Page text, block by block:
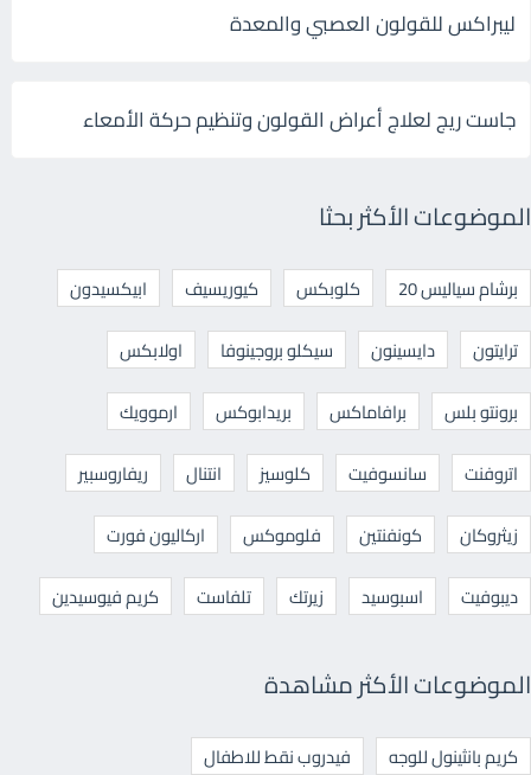
ليبراكس للقولون العصبي والمعدة
جاست ريج لعلاج أعراض القولون وتنظيم حركة الأمعاء
الموضوعات الأكثر بحثا
برشام سياليس 20 كلوبكس كيوريسيف
ابيكسيدون
ترايتون
دايسينون سيكلو بروجينوفا
اولابكس
برونتو بلس
برافاماكس بريدابوكس
ارموويك
اتروفنت
سانسوفيت كلوسيز انتنال
ريفاروسبير
زيثروكان
كونفنتين فلوموكس
اركاليون فورت
ديبوفيت
اسبوسيد زيرتك تلفاست كريم فيوسيدين
الموضوعات الأكثر مشاهدة
كريم بانثينول للوجه فيدروب نقط للاطفال